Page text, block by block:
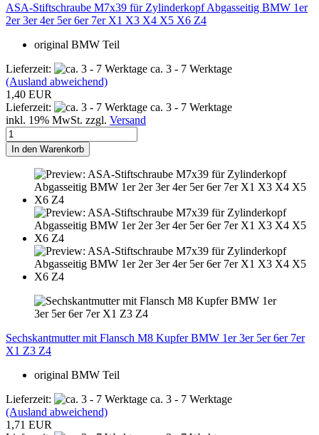
ASA-Stiftschraube M7x39 für Zylinderkopf Abgasseitig BMW 1er
2er 3er 4er 5er 6er 7er X1 X3 X4 X5 X6 Z4
original BMW Teil
Lieferzeit:
ca. 3 - 7 Werktage
(Ausland abweichend)
1,40 EUR
Lieferzeit:
ca. 3 - 7 Werktage
inkl. 19% MwSt. zzgl. Versand
In den Warenkorb
Sechskantmutter mit Flansch M8 Kupfer BMW 1er 3er 5er 6er 7er
X1 Z3 Z4
original BMW Teil
Lieferzeit:
ca. 3 - 7 Werktage
(Ausland abweichend)
1,71 EUR